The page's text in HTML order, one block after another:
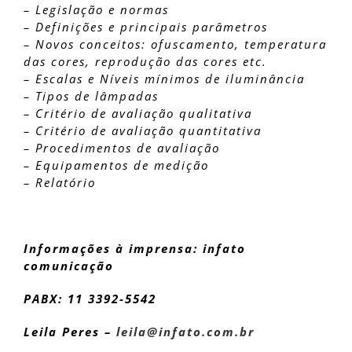
– Legislação e normas
– Definições e principais parâmetros
– Novos conceitos: ofuscamento, temperatura
das cores, reprodução das cores etc.
– Escalas e Níveis mínimos de iluminância
– Tipos de lâmpadas
– Critério de avaliação qualitativa
– Critério de avaliação quantitativa
– Procedimentos de avaliação
– Equipamentos de medição
– Relatório
Informações à imprensa: infato
comunicação
PABX: 11 3392-5542
Leila Peres – leila@infato.com.br